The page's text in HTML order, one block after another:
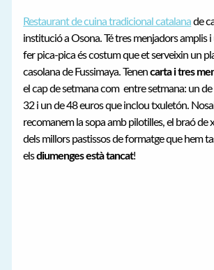
Restaurant de cuina tradicional catalanade
institució a Osona. Té tres menjadors amplis i
fer pica-pica és costum que et serveixin un
casolana de Fussimaya. Tenencarta i tres
el cap de setmana com entre setmana: un
32 i un de 48 euros que inclou txuletón.
recomanem la sopa amb pilotilles, el braó de
dels millors pastissos de formatge que hem
elsdiumenges està tancat!